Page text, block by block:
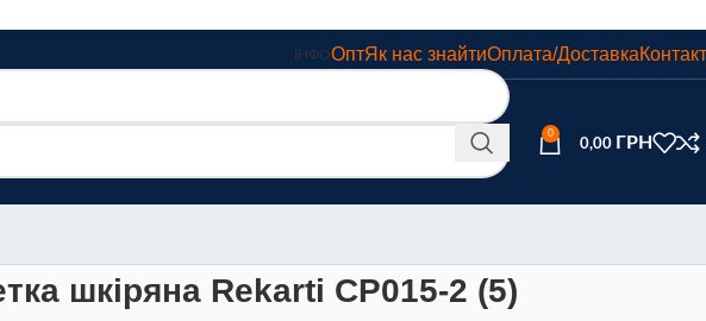
ІНФО Оплата/Доставка
Як нас знайти
Опт
0
0,00
шкіряна Rekarti СР015-2 (5)